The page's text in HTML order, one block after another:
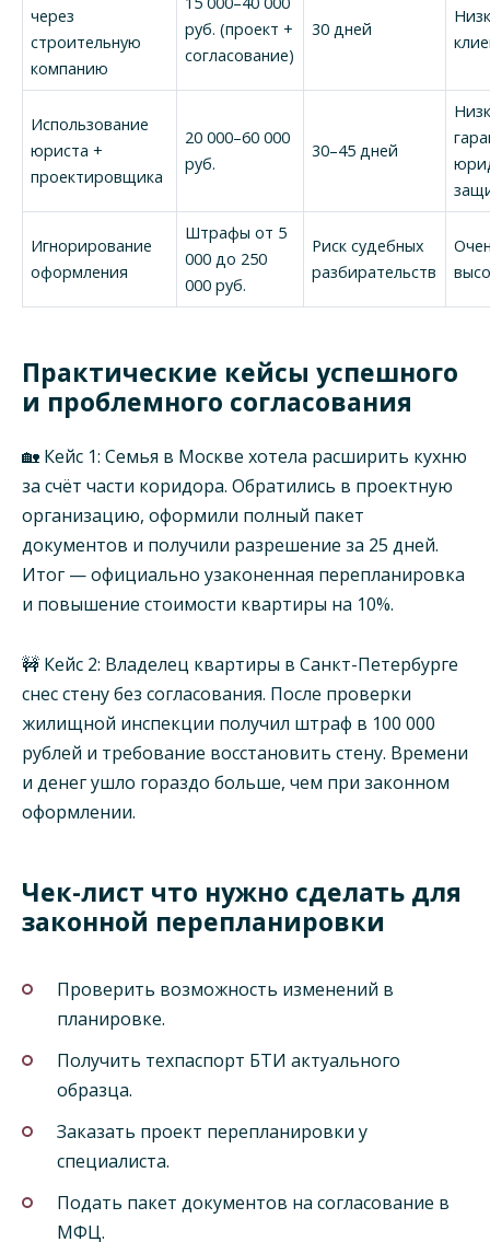
через
строительную
компанию
руб. (проект +
согласование)
30 дней
Использование
юриста +
проектировщика
20 000–60 000
руб.
30–45 дней
Игнорирование
оформления
Штрафы от 5
000 до 250
000 руб.
Риск судебных
разбирательств
Практические кейсы успешного
и проблемного согласования
🏡 Кейс 1: Семья в Москве хотела расширить кухню
за счёт части коридора. Обратились в проектную
организацию, оформили полный пакет
документов и получили разрешение за 25 дней.
Итог — официально узаконенная перепланировка
и повышение стоимости квартиры на 10%.
🚧 Кейс 2: Владелец квартиры в Санкт-Петербурге
снес стену без согласования. После проверки
жилищной инспекции получил штраф в 100 000
рублей и требование восстановить стену. Времени
и денег ушло гораздо больше, чем при законном
оформлении.
Чек-лист что нужно сделать для
законной перепланировки
Проверить возможность изменений в
планировке.
Получить техпаспорт БТИ актуального
образца.
Заказать проект перепланировки у
специалиста.
Подать пакет документов на согласование в
МФЦ.